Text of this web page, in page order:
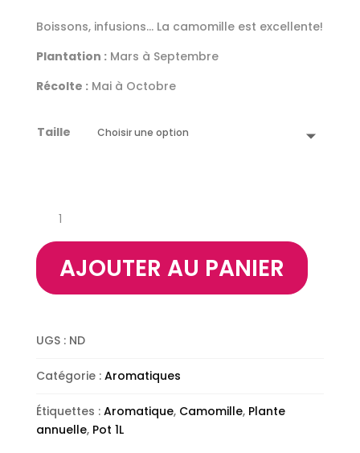
Boissons, infusions… La camomille est excellente!
Plantation :Mars à Septembre
Récolte :Mai à Octobre
Taille
Camomille
AJOUTER AU PANIER
UGS : ND
Catégorie : Aromatiques
Étiquettes : Aromatique, Camomille, Plante
annuelle, Pot 1L